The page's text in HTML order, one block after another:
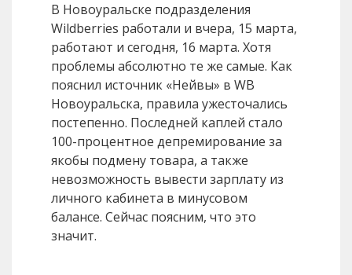
В Новоуральске подразделения
Wildberries работали и вчера, 15 марта,
работают и сегодня, 16 марта. Хотя
проблемы абсолютно те же самые. Как
пояснил источник «Нейвы» в WB
Новоуральска, правила ужесточались
постепенно. Последней каплей стало
100-процентное депремирование за
якобы подмену товара, а также
невозможность вывести зарплату из
личного кабинета в минусовом
балансе. Сейчас поясним, что это
значит.